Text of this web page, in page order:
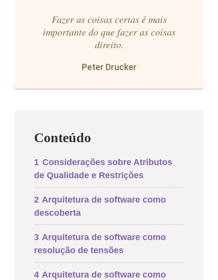
Fazer as coisas certas é mais
importante do que fazer as coisas
direito.
Peter Drucker
Conteúdo
1 Considerações sobre Atributos
de Qualidade e Restrições
2 Arquitetura de software como
descoberta
3 Arquitetura de software como
resolução de tensões
4 Arquitetura de software como